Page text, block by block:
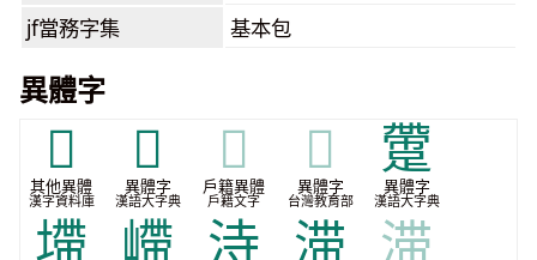
jf當務字集 基本包
異體字
𣻉
其他異體
漢字資料庫
𨘛
異體字
漢語大字典
𨘛
戶籍異體
戶籍文字
𨘛
異體字
台灣教育部
䠠
異體字
漢語大字典
墆 嵽 洔 滞 滞